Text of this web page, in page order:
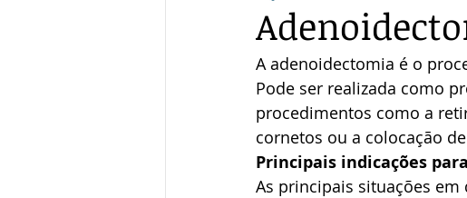
A adenoidectomia é o
Pode ser realizada como
procedimentos como a
cornetos ou a colocação
Principais indicações
As principais situações